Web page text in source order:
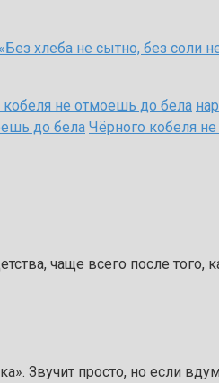
«Без хлеба не сытно, без соли
не отмоешь до бела
до бела Чёрного кобеля
чаще всего после того,
Звучит просто, но если